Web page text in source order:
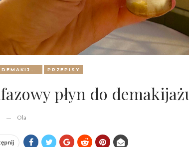
PŁYN DO DEMAKIJAŻU PRZEPISY
płyn do
Ola